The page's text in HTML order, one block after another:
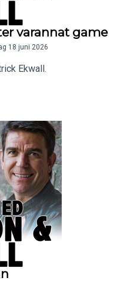
varannat game
18 juni 2026
Ekwall.